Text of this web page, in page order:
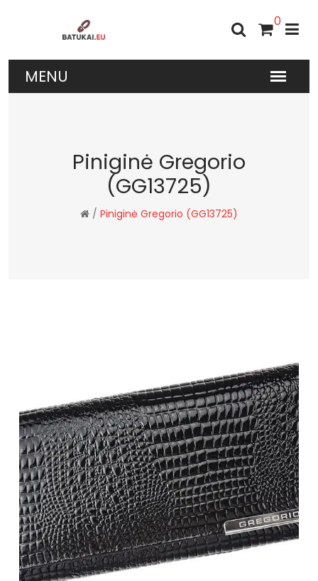
0
Piniginė Gregorio
(GG13725)
/ Piniginė Gregorio (GG13725)